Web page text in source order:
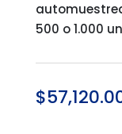
500 o 1.000
$